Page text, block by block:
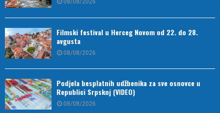
08/08/2026
Filmski festival u Herceg Novom od 22. do 28.
avgusta
08/08/2026
Podjela besplatnih udžbenika za sve osnovce u
Republici Srpskoj (VIDEO)
08/08/2026